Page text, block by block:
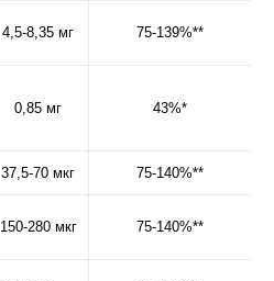
4,5-8,35 мг 75-139%**
0,85 мг 43%*
37,5-70 мкг 75-140%**
150-280 мкг 75-140%**